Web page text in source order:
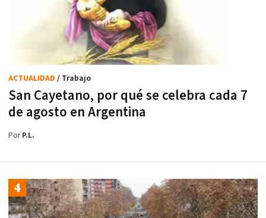
San Cayetano, por qué se celebra cada 7
de agosto en Argentina
ACTUALIDAD / Trabajo
PorP.L.